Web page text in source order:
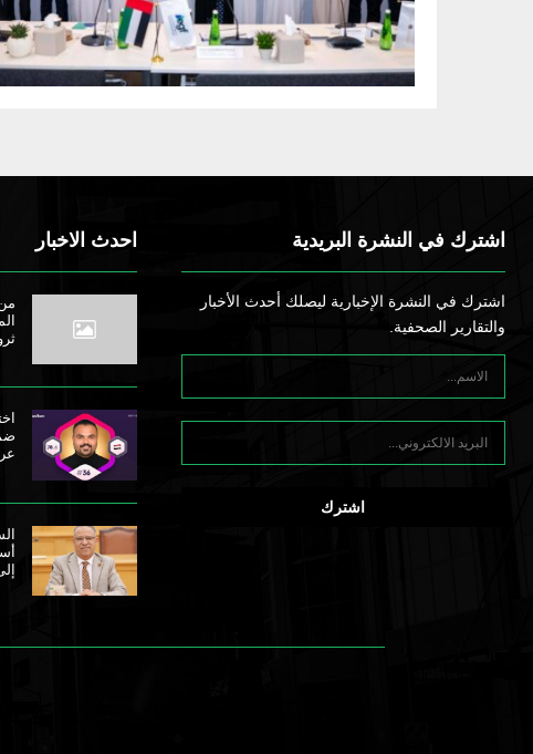
اشترك في النشرة البريدية
اشترك في النشرة الإخبارية ليصلك أحدث الأخبار
والتقارير الصحفية.
احدث الاخبار